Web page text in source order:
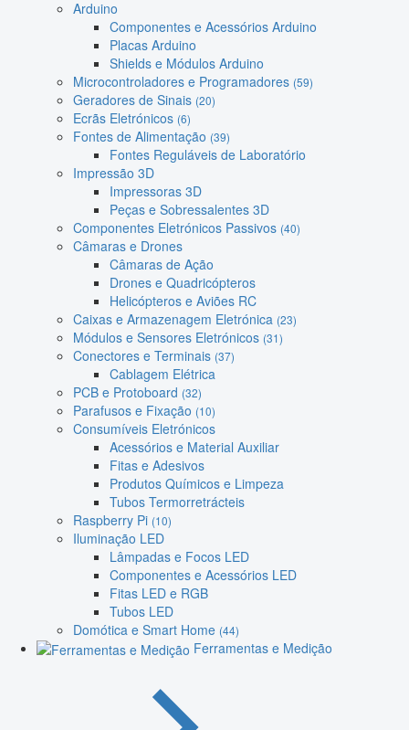
Arduino
Componentes e Acessórios Arduino
Placas Arduino
Shields e Módulos Arduino
Microcontroladores e Programadores (59)
Geradores de Sinais (20)
Ecrãs Eletrónicos (6)
Fontes de Alimentação (39)
Fontes Reguláveis de Laboratório
Impressão 3D
Impressoras 3D
Peças e Sobressalentes 3D
Componentes Eletrónicos Passivos (40)
Câmaras e Drones
Câmaras de Ação
Drones e Quadricópteros
Helicópteros e Aviões RC
Caixas e Armazenagem Eletrónica (23)
Módulos e Sensores Eletrónicos (31)
Conectores e Terminais (37)
Cablagem Elétrica
PCB e Protoboard (32)
Parafusos e Fixação (10)
Consumíveis Eletrónicos
Acessórios e Material Auxiliar
Fitas e Adesivos
Produtos Químicos e Limpeza
Tubos Termorretrácteis
Raspberry Pi (10)
Iluminação LED
Lâmpadas e Focos LED
Componentes e Acessórios LED
Fitas LED e RGB
Tubos LED
Domótica e Smart Home (44)
Ferramentas e Medição